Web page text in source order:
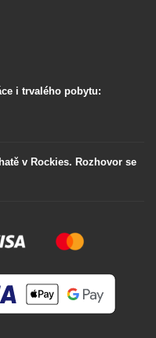
i trvalého pobytu:
v Rockies. Rozhovor se